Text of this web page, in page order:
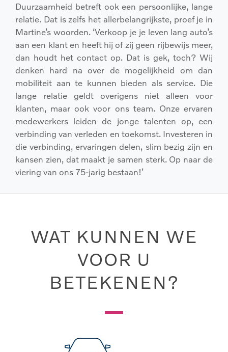
Duurzaamheid betreft ook een persoonlijke, lange
relatie. Dat is zelfs het allerbelangrijkste, proef je in
Martine’s woorden. ‘Verkoop je je leven lang auto’s
aan een klant en heeft hij of zij geen rijbewijs meer,
dan houdt het contact op. Dat is gek, toch? Wij
denken hard na over de mogelijkheid om dan
mobiliteit aan te kunnen bieden als service. Die
lange relatie geldt overigens niet alleen voor
klanten, maar ook voor ons team. Onze ervaren
medewerkers leiden de jonge talenten op, een
verbinding van verleden en toekomst. Investeren in
die verbinding, ervaringen delen, slim bezig zijn en
kansen zien, dat maakt je samen sterk. Op naar de
viering van ons 75-jarig bestaan!’
WAT KUNNEN WE
VOOR U
BETEKENEN?